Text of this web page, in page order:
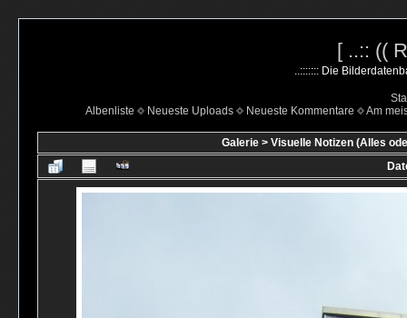
[ ..:: ((
..::::::: Die
Albenliste
Neueste Uploads Neueste Kommentare Am
Galerie > Visuelle Notizen (Alles